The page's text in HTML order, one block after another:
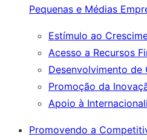
Pequenas e Médias
Estímulo ao
Acesso a Recursos
Desenvolvimento de
Promoção da
Apoio à
Promovendo a